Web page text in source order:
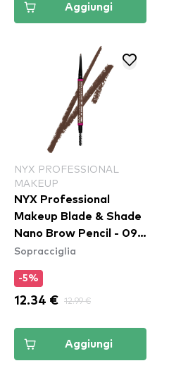
Aggiungi
NYX PROFESSIONAL
MAKEUP
NYX Professional
Makeup Blade & Shade
Nano Brow Pencil - 09
Brunette
Sopracciglia
-5%
12.34 € 12.99 €
Aggiungi